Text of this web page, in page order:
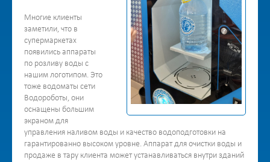
Многие клиенты
заметили, что в
супермаркетах
появились аппараты
по розливу воды с
нашим логотипом. Это
тоже водоматы сети
Водороботы, они
оснащены большим
экраном для
управления наливом воды и качество водоподготовки на
гарантированно высоком уровне. Аппарат для очистки воды и
продаже в тару клиента может устанавливаться внутри зданий